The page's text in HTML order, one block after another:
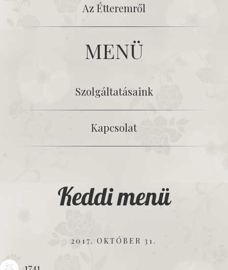
Az Étteremről
MENÜ
Szolgáltatásaink
Kapcsolat
Keddi menü
2017. OKTÓBER 31.
1741